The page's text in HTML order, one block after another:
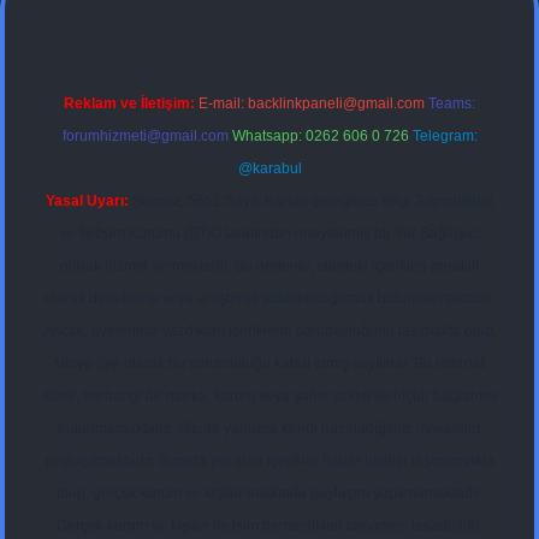
Reklam ve İletişim: E-mail: backlinkpaneli@gmail.com Teams:
forumhizmeti@gmail.com Whatsapp: 0262 606 0 726 Telegram:
@karabul
Yasal Uyarı: